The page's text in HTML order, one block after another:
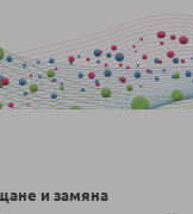
и замяна